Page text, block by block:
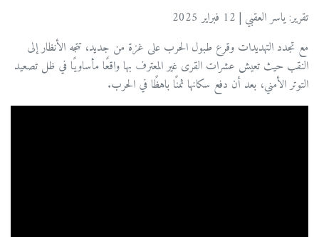
تقرير: ياسر العقبي | 12 فبراير 2025
مع تجدد التهديدات وقرع طبول الحرب على غزة من جديد، تتجه الأنظار إلى
النقب حيث تعيش عشرات القرى غير المعترف بها واقعًا مأساويًا في ظل تصعيد
التوتر الأمني، بعد أن دفع سكانها ثمنًا باهظًا في الحرب.